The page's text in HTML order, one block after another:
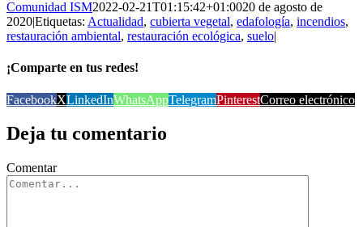
Comunidad ISM2022-02-21T01:15:42+01:0020 de agosto de
2020|Etiquetas: Actualidad, cubierta vegetal, edafología, incendios,
restauración ambiental, restauración ecológica, suelo|
¡Comparte en tus redes!
FacebookXLinkedInWhatsAppTelegramPinterestCorreo electrónico
Deja tu comentario
Comentar